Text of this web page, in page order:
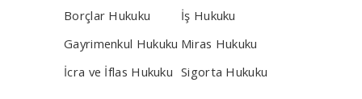
Borçlar Hukuku
Gayrimenkul Hukuku
İcra ve İflas Hukuku
İş Hukuku
Miras Hukuku
Sigorta Hukuku